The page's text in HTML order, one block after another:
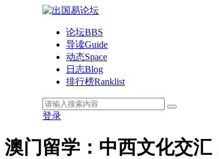
论坛BBS
导读Guide
动态Space
日志Blog
排行榜Ranklist
登录
澳门留学：中西文化交汇